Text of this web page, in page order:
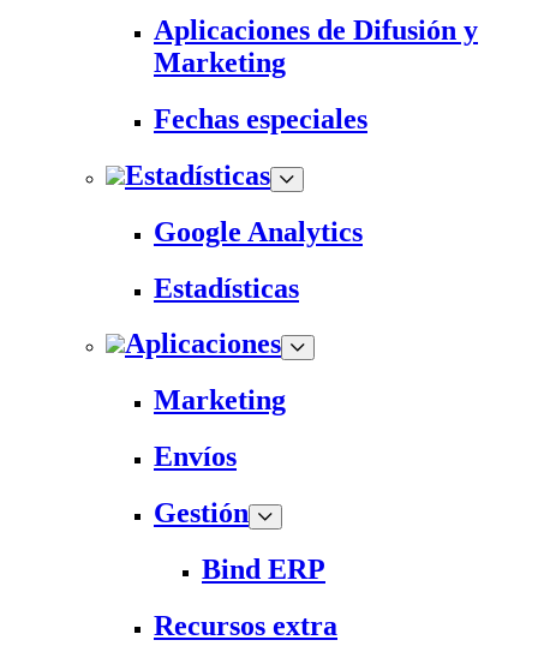
Aplicaciones de Difusión y
Marketing
Fechas especiales
Estadísticas
Google Analytics
Estadísticas
Aplicaciones
Marketing
Envíos
Gestión
Bind ERP
Recursos extra